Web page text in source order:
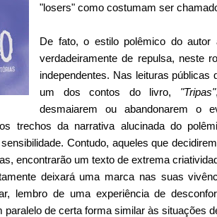
"losers" como costumam ser
De fato, o estilo polêmico do autor
verdadeiramente de repulsa, neste
independentes. Nas leituras
um dos contos do livro, "Tripas"
desmaiarem ou abandonarem o
trechos da narrativa alucinada do
Contudo, aqueles que
encontrarão um texto de extrema
deixará uma marca nas suas
lembro de uma experiência de
de certa forma similar às situações